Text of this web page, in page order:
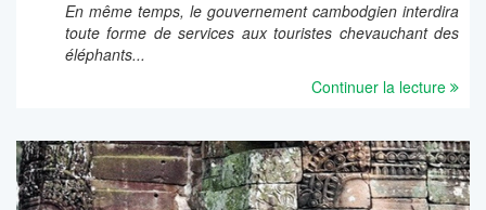
En même temps, le gouvernement cambodgien interdira
toute forme de services aux touristes chevauchant des
éléphants...
Continuer la lecture